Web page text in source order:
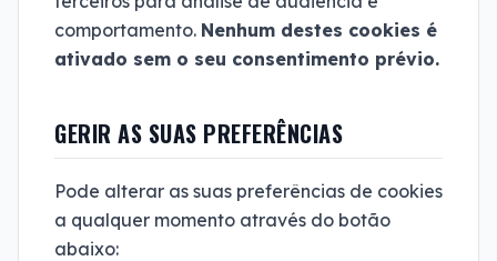
comportamento. Nenhum destes cookies é
ativado sem o seu consentimento prévio.
GERIR AS SUAS PREFERÊNCIAS
Pode alterar as suas preferências de cookies
a qualquer momento através do botão
abaixo: